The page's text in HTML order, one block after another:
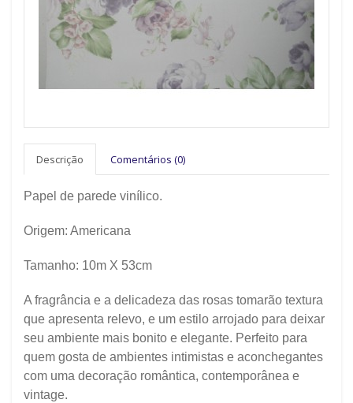
Descrição Comentários (0)
Papel de parede vinílico.
Origem: Americana
Tamanho: 10m X 53cm
A fragrância e a delicadeza das rosas tomarão textura
que apresenta relevo, e um estilo arrojado para deixar
seu ambiente mais bonito e elegante. Perfeito para
quem gosta de ambientes intimistas e aconchegantes
com uma decoração romântica, contemporânea e
vintage.